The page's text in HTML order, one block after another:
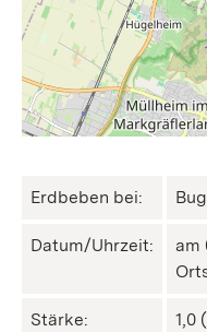
Erdbeben bei:
Datum/Uhrzeit:
am
Stärke:
1,0